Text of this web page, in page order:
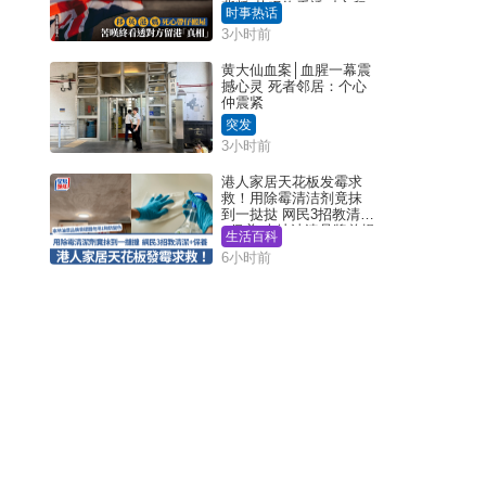
背叛 苦叹终看透对方留
港「真相」｜Juicy叮
时事热话
3小时前
黄大仙血案│血腥一幕震
撼心灵 死者邻居：个心
仲震紧
突发
3小时前
港人家居天花板发霉求
救！用除霉清洁剂竟抹
到一挞挞 网民3招教清洁
+保养 本地油漆品牌曾提
醒勿用1物防变色
生活百科
6小时前